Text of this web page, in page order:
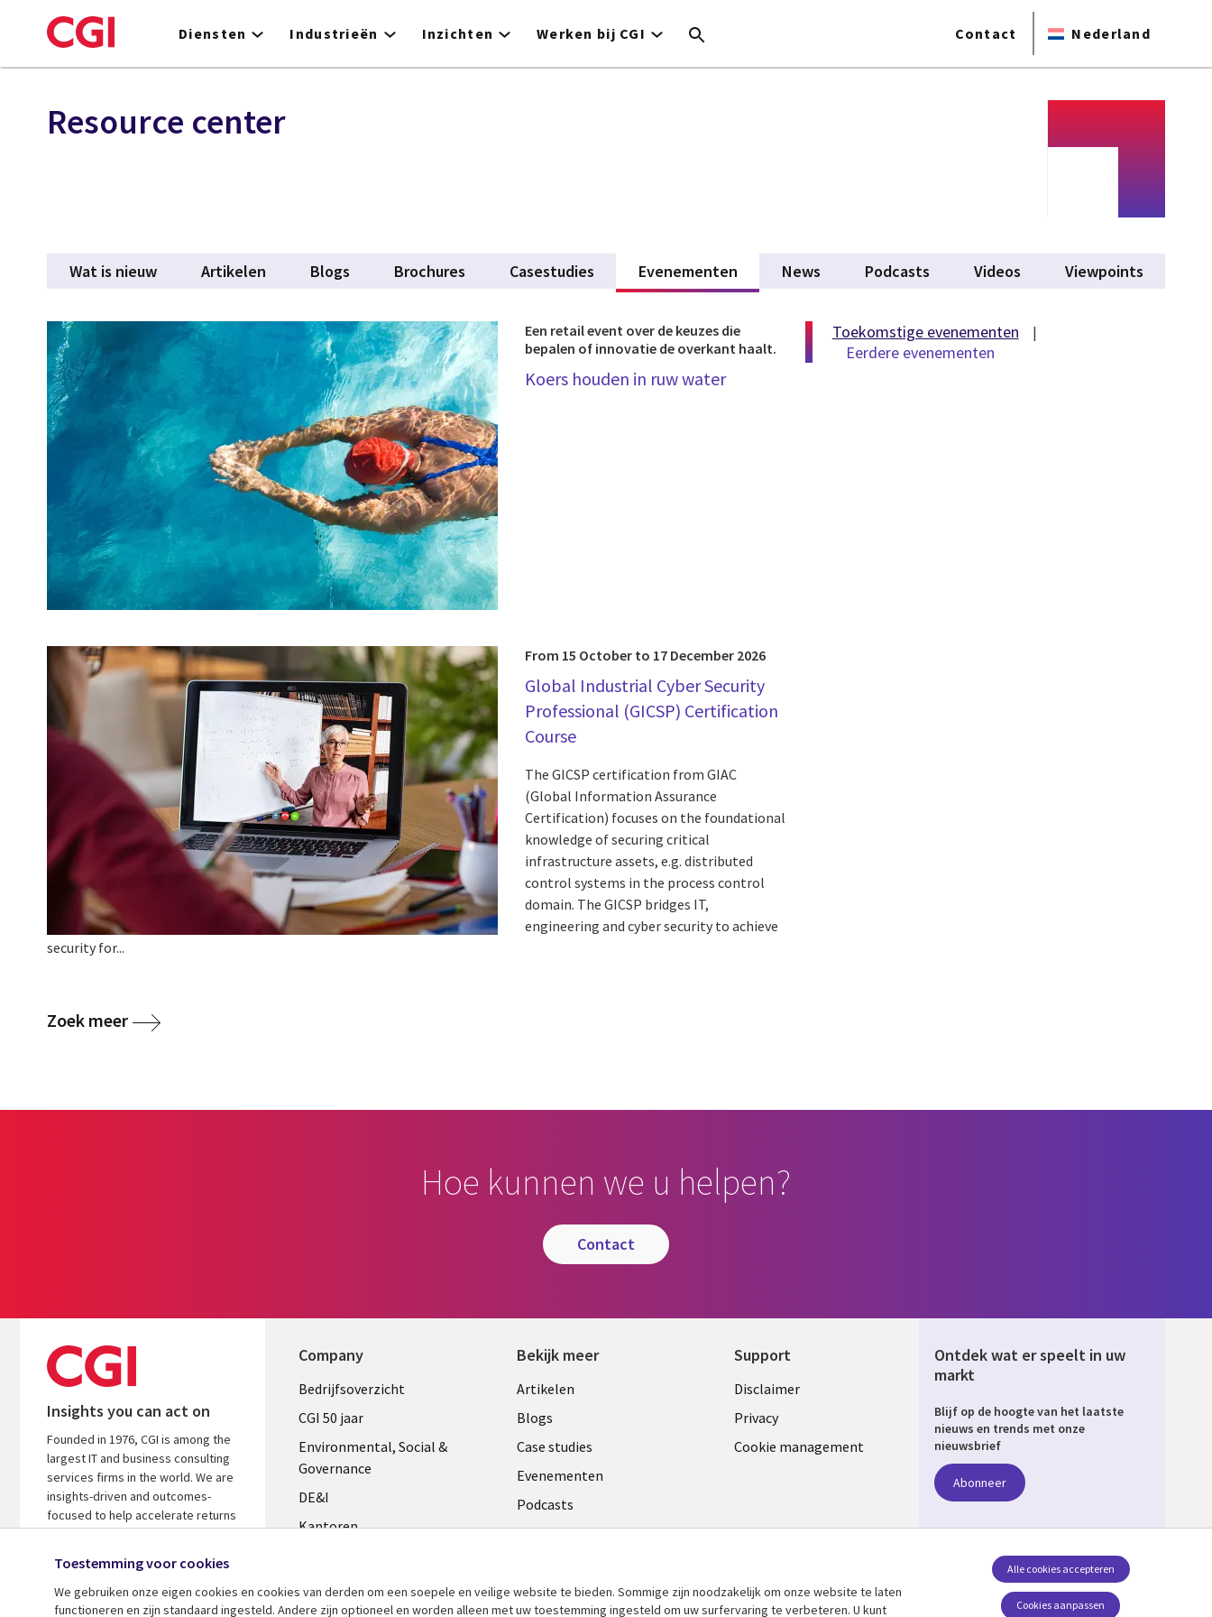
to
Diensten Industrieën Inzichten Werken bij CGI Contact Nederland
Resource center
Wat is nieuw Artikelen Blogs Brochures Casestudies Evenementen (active tab)
News Podcasts Videos Viewpoints
Een retail event over de keuzes die
bepalen of innovatie de overkant haalt.
Koers houden in ruw water
From 15 October to 17 December 2026
Global Industrial Cyber Security
Professional (GICSP) Certification
Course
The GICSP certification from GIAC
(Global Information Assurance
Certification) focuses on the foundational
knowledge of securing critical
infrastructure assets, e.g. distributed
control systems in the process control
domain. The GICSP bridges IT,
engineering and cyber security to achieve
security for...
Toekomstige evenementen
Eerdere evenementen
Zoek meer
Hoe kunnen we u helpen?
contact
Insights you can act on
Founded in 1976, CGI is among the
largest IT and business consulting
services firms in the world. We are
insights-driven and outcomes-
focused to help accelerate returns
on your investments.
Company
Useful
links
NETHERLANDS
Bedrijfsoverzicht
CGI 50 jaar
Environmental, Social &
Governance
DE&I
Kantoren
Media center
Alliances
Bekijk meer
Library
Links
NETHERLANDS
Artikelen
Blogs
Case studies
Evenementen
Podcasts
Viewpoints
Support
Legal
NETHERLANDS
Disclaimer
Privacy
Cookie management
Ontdek wat er speelt in uw
markt
Blijf op de hoogte van het laatste
nieuws en trends met onze
nieuwsbrief
Abonneer
Toestemming voor cookies
We gebruiken onze eigen cookies en cookies van derden om een ​​soepele en veilige website te bieden. Sommige zijn noodzakelijk om onze website te laten
functioneren en zijn standaard ingesteld. Andere zijn optioneel en worden alleen met uw toestemming ingesteld om uw surfervaring te verbeteren. U kunt
Cookies aanpassen
Alle cookies accepteren